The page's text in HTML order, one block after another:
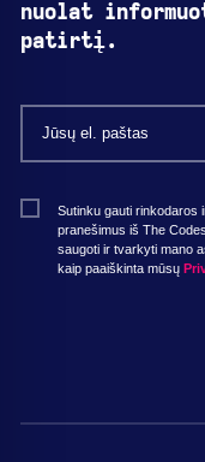
nuolat
patirtį.
Sutinku gauti rinkodaros
pranešimus iš The
saugoti ir tvarkyti mano
kaip paaiškinta mūsų